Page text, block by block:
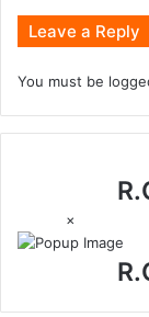
Leave a Reply
You must be
×